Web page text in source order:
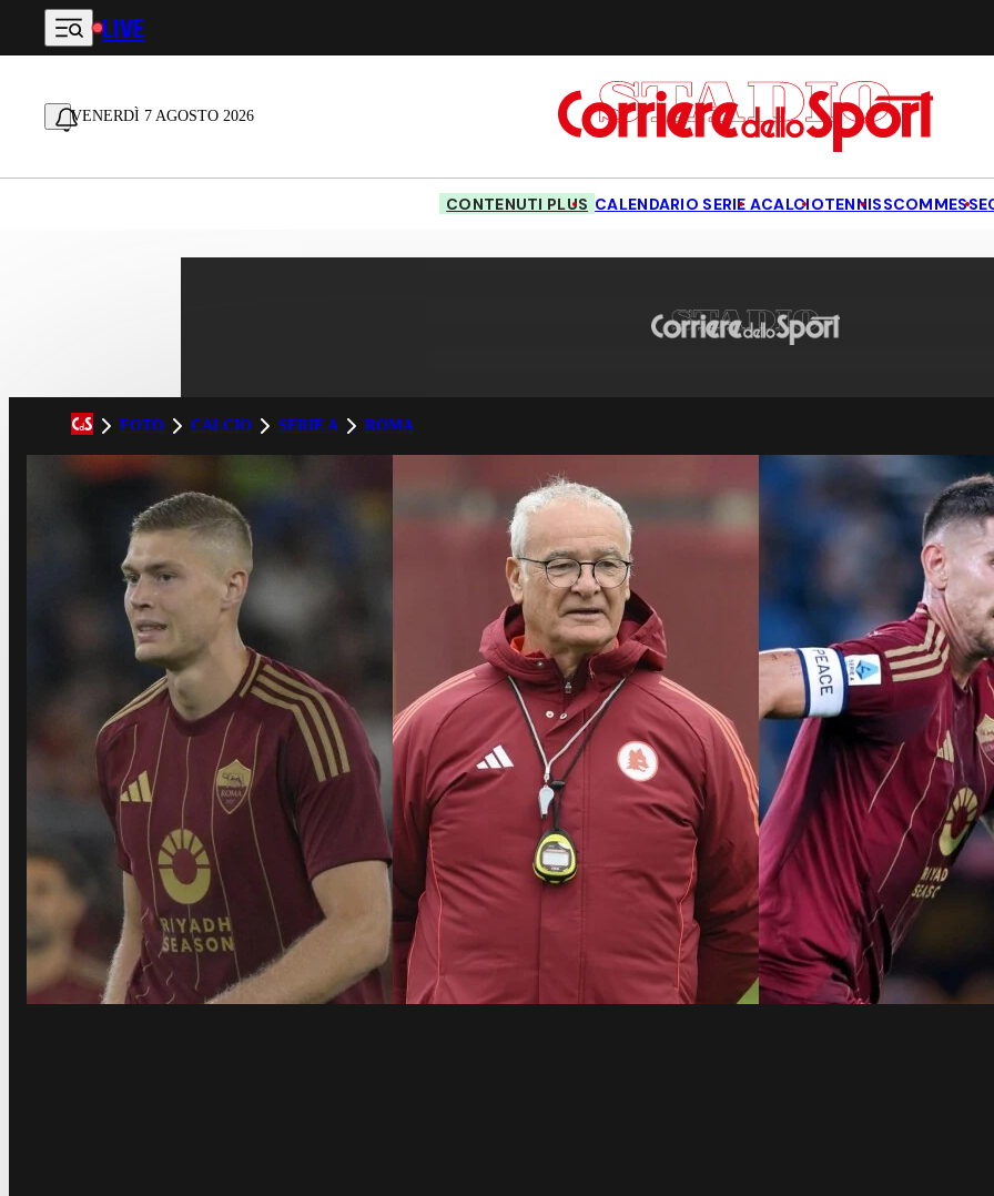
Vai al contenuto principale
LIVE
VENERDÌ 7 AGOSTO 2026
CONTENUTI PLUS CALENDARIO SERIE ACALCIOTENNISSCOMMESSE
FOTO CALCIO SERIE A ROMA